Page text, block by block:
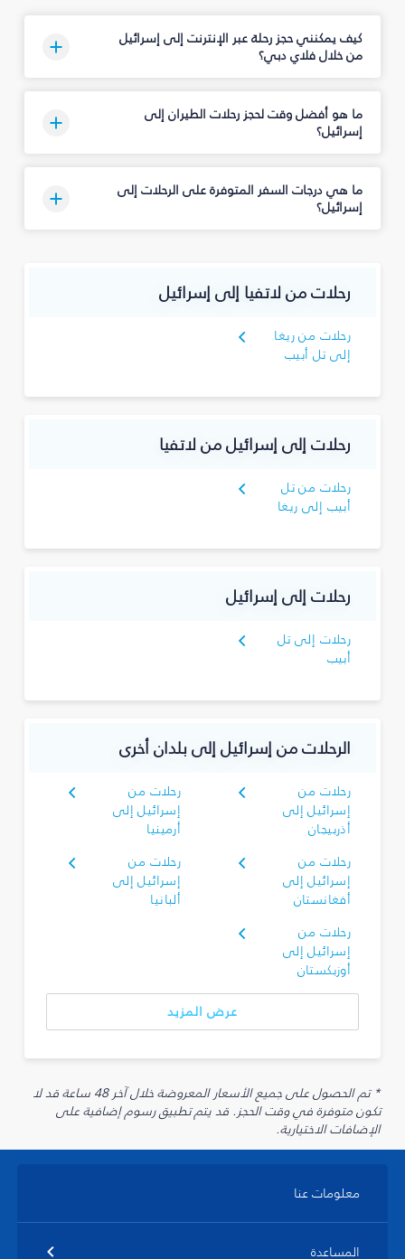
كيف يمكنني حجز رحلة عبر الإنترنت إلى إسرائيل
من خلال فلاي دبي؟
ما هو أفضل وقت لحجز رحلات الطيران إلى
إسرائيل؟
ما هي درجات السفر المتوفرة على الرحلات إلى
إسرائيل؟
رحلات من لاتفيا إلى إسرائيل
رحلات من ريغا
إلى تل أبيب
رحلات إلى إسرائيل من لاتفيا
رحلات من تل
أبيب إلى ريغا
رحلات إلى إسرائيل
رحلات إلى تل
أبيب
الرحلات من إسرائيل إلى بلدان أخرى
رحلات من
إسرائيل إلى
أذربيجان
رحلات من
إسرائيل إلى
أرمينيا
رحلات من
إسرائيل إلى
أفغانستان
رحلات من
إسرائيل إلى
ألبانيا
رحلات من
إسرائيل إلى
أوزبكستان
عرض المزيد
* تم الحصول على جميع الأسعار المعروضة خلال آخر 48 ساعة قد لا
تكون متوفرة في وقت الحجز. قد يتم تطبيق رسوم إضافية على
الإضافات الاختيارية.
معلومات عنا
المساعدة